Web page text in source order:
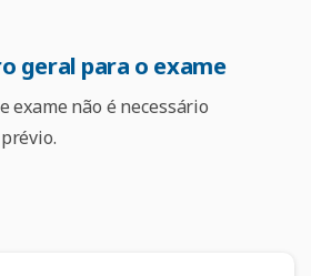
geral para o exame
exame não é necessário